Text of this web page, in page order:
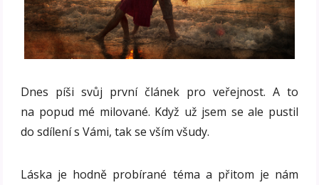
Dnes píši svůj první článek pro veřejnost. A to
na popud mé milované. Když už jsem se ale pustil
do sdílení s Vámi, tak se vším všudy.
Láska je hodně probírané téma a přitom je nám